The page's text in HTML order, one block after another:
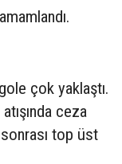
çok yaklaştı.
ceza
top üst